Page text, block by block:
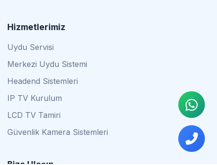
Hizmetlerimiz
Uydu Servisi
Merkezi Uydu Sistemi
Headend Sistemleri
IP TV Kurulum
LCD TV Tamiri
Güvenlik Kamera Sistemleri